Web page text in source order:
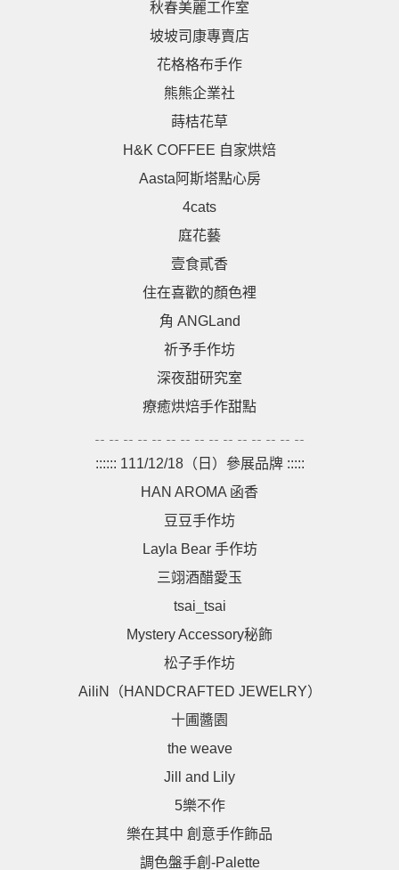
秋春美麗工作室
坡坡司康專賣店
花格格布手作
熊熊企業社
蒔桔花草
H&K COFFEE 自家烘焙
Aasta阿斯塔點心房
4cats
庭花藝
壹食貳香
住在喜歡的顏色裡
角 ANGLand
祈予手作坊
深夜甜研究室
療癒烘焙手作甜點
:::::: 111/12/18（日）參展品牌 :::::
HAN AROMA 函香
豆豆手作坊
Layla Bear 手作坊
三翊酒醋愛玉
tsai_tsai
Mystery Accessory秘飾
松子手作坊
AiliN（HANDCRAFTED JEWELRY）
十圃醬園
the weave
Jill and Lily
5樂不作
樂在其中 創意手作飾品
調色盤手創-Palette